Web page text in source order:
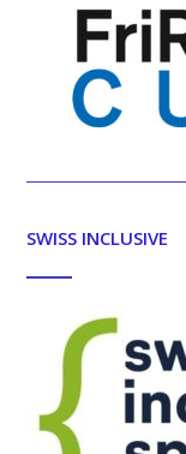
SWISS INCLUSIVE